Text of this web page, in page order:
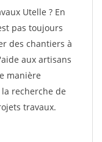
Utelle ? En
pas toujours
des chantiers à
aux artisans
manière
recherche de
travaux.